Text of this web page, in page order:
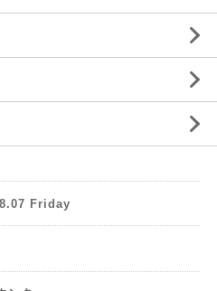
Friday